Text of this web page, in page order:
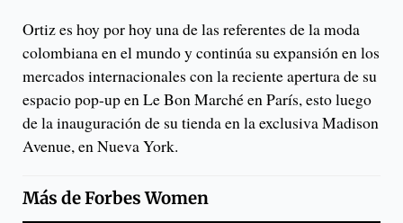
Ortiz es hoy por hoy una de las referentes de la moda
colombiana en el mundo y continúa su expansión en los
mercados internacionales con la reciente apertura de su
espacio pop-up en Le Bon Marché en París, esto luego
de la inauguración de su tienda en la exclusiva Madison
Avenue, en Nueva York.
Más deForbes Women